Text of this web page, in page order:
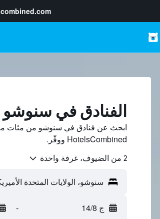
الفنادق في سنوشو
ابحث عن فنادق في سنوشو من مئات
HotelsCombined ووفّر.
2 من الضيوف، غرفة واحدة
ج 14/8 -